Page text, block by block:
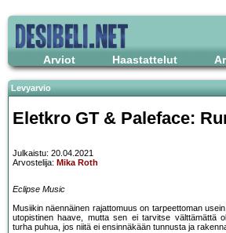
Arviot Haastattelut
Levyarvio
Eletkro GT & Paleface:
Julkaistu: 20.04.2021
Arvostelija: Mika Roth
Eclipse Music
Musiikin näennäinen rajattomuus on tarpeettoman
utopistinen haave, mutta sen ei tarvitse välttämättä
turha puhua, jos niitä ei ensinnäkään tunnusta ja